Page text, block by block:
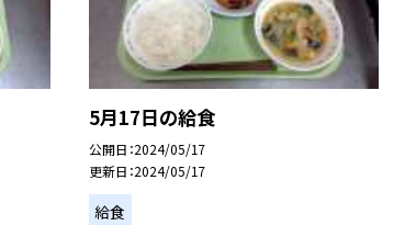
5月17日の給食
公開日 2024/05/17
更新日 2024/05/17
給食